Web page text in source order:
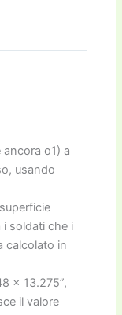
o1) a
usando
soldati che i
calcolato in
× 13.275”,
il valore